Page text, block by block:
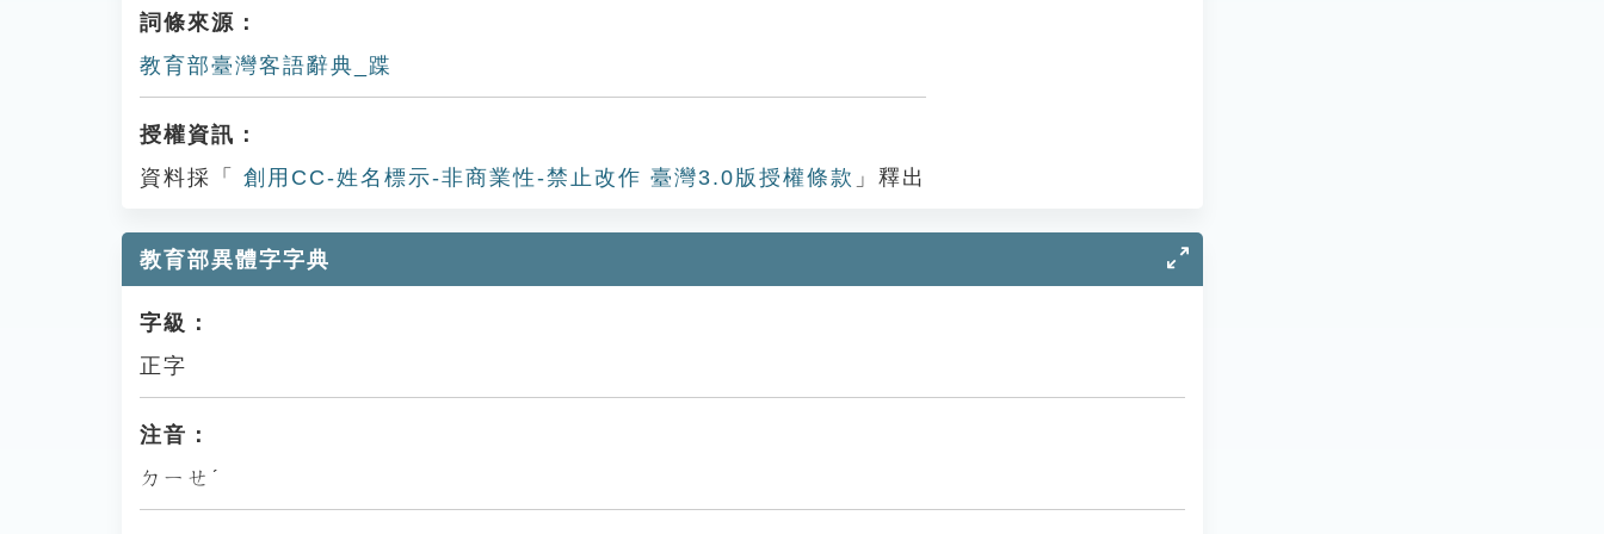
詞條來源：
教育部臺灣客語辭典_蹀
授權資訊：
資料採「
創用CC-姓名標示-非商業性-禁止改作 臺灣3.0版授權條款 」釋出
教育部異體字字典
字級：
正字
注音：
ㄉㄧㄝˊ